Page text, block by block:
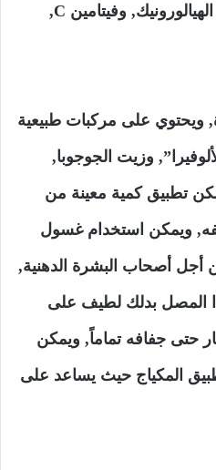
دائم, وهي مزيج من حمض الهيالورونيك, وفيتامين C,
ويحتوي على مركبات طبيعية
وزيت الجوجوبا,
تطبيق كمية معينة من
ويمكن استخدام غسول
أجل أصحاب البشرة الدهنية,
المصل بدلك لطيف على
حتى جفافه تماماً, ويمكن
المكياج حيث يساعد على